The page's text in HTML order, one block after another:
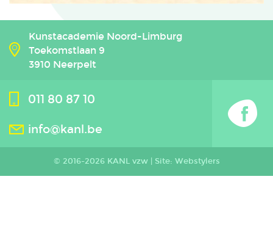
Kunstacademie Noord-Limburg
Toekomstlaan 9
3910 Neerpelt
011 80 87 10
info@kanl.be
© 2016-2026 KANL vzw | Site: Webstylers